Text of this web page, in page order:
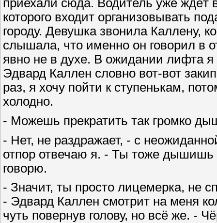
приехали сюда. Водитель уже ждёт
которого входит организовывать
городу. Девушка звонила Каллену,
слышала, что именно он говорил в
явно не в духе. В ожидании лифта
Эдвард Каллен словно вот-вот
раз, я хочу пойти к ступенькам,
холодно.
- Можешь прекратить так громко
- Нет, не раздражает, - с
отпор отвечаю я. - Ты тоже дышишь
говорю.
- Значит, ты просто лицемерка, не
- Эдвард Каллен смотрит на меня
чуть повернув голову, но всё же. -